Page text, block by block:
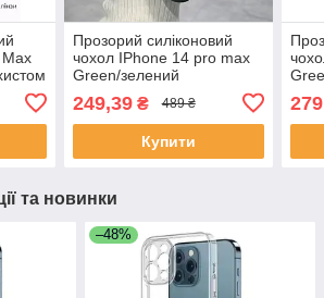
Прозорий силіконовий
чохол IPhone 14 pro max
Green/зелений
249,39₴ 489 ₴
Купити
та новинки
–48%